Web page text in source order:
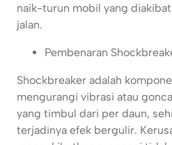
naik-turun mobil yang
jalan.
Pembenaran
Shockbreaker adalah
mengurangi vibrasi atau
yang timbul dari per daun,
terjadinya efek bergulir.